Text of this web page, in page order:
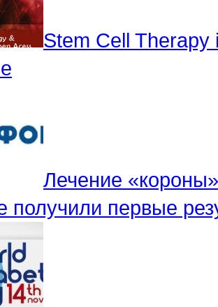
Stem Cell
Лечение
получили первые